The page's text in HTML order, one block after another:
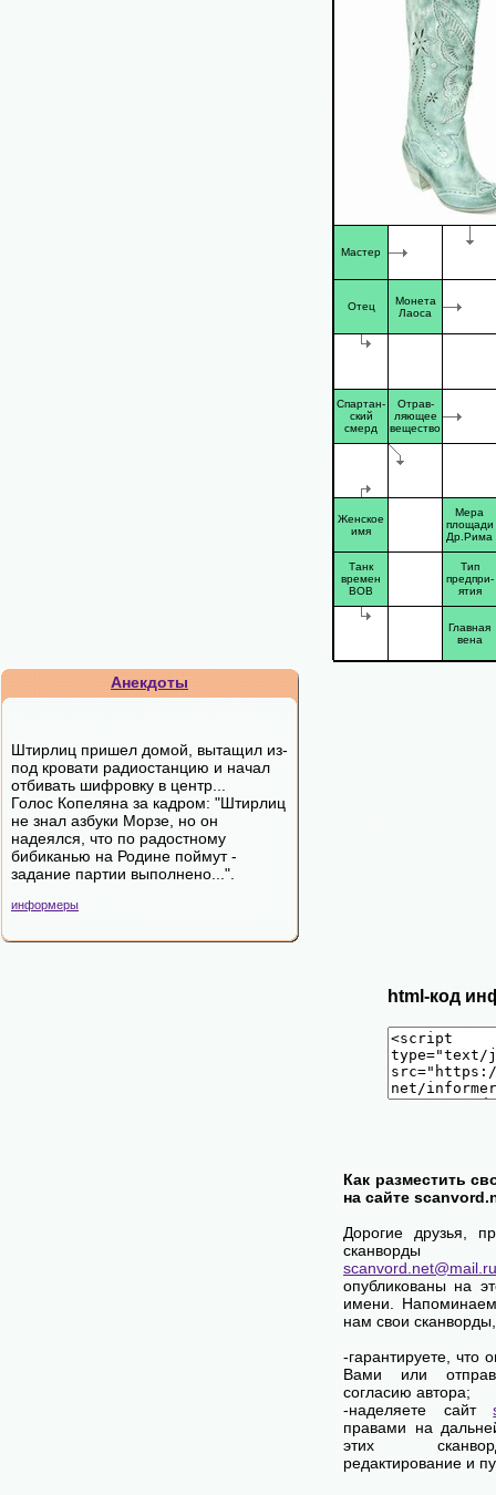
Анекдоты
Штирлиц пришел домой, вытащил из-
под кровати радиостанцию и начал
отбивать шифровку в центр...
Голос Копеляна за кадром: "Штирлиц
не знал азбуки Морзе, но он
надеялся, что по радостному
бибиканью на Родине поймут -
задание партии выполнено...".
информеры
Мастер
Отец
Монета
Лаоса
Спартан-
ский
смерд
Отрав-
ляющее
вещество
Женское
имя
Мера
площади
Др.Рима
Танк
времен
ВОВ
Тип
предпри-
ятия
Главная
вена
html-код
Как разместить
на сайте
Дорогие друзья,
scanvord.net@mail.ru
опубликованы на
имени.
нам свои
-гарантируете, что
Вами или
согласию автора;
-наделяете сайт
правами на
этих
редактирование и